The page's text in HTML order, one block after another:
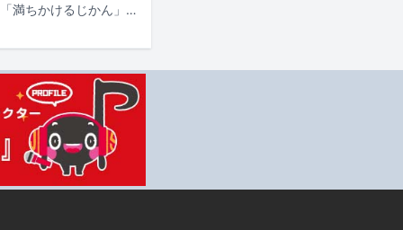
藤岡みなみが店長を務めるタイムトラベル専門書店「utouto」のライブイベント「満ちかけるじかん」が、昨日8月16日に東京・青山 月見ル君想フで開催された。